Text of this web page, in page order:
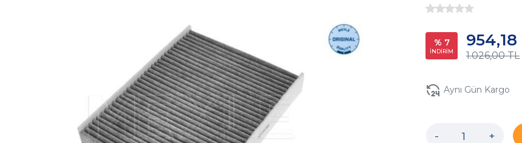
% 7
İNDİRİM 1.026,00 TL
954,18
Aynı Gün Kargo
- +